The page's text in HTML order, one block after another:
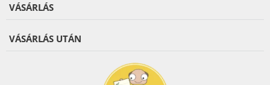
VÁSÁRLÁS
VÁSÁRLÁS UTÁN